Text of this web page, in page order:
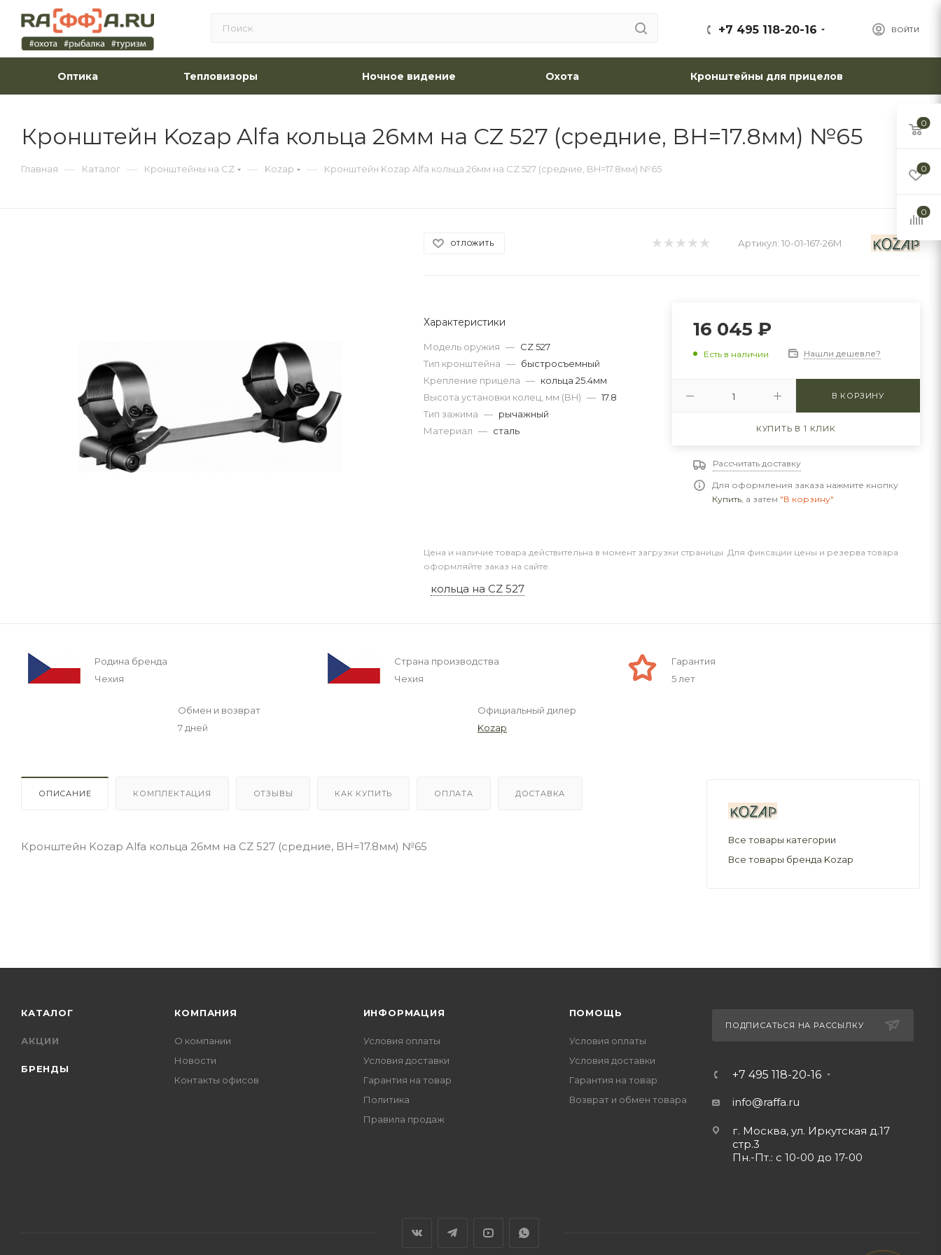
ВОЙТИ
+7 495 118-20-16
Оптика Тепловизоры Ночное видение Охота Кронштейны для прицелов
Кронштейн Kozap Alfa кольца 26мм на CZ 527 (средние, BH=17.8мм) №65
Главная — Каталог — Кронштейны на CZ — Kozap — Кронштейн Kozap Alfa кольца 26мм на CZ 527 (средние, BH=17.8мм) №65
ОТЛОЖИТЬ Артикул: 10-01-167-26M
Характеристики
Модель оружия — CZ 527
Тип кронштейна — быстросъемный
Крепление прицела — кольца 25.4мм
Высота установки колец, мм (BH) — 17.8
Тип зажима — рычажный
Материал — сталь
16 045 ₽
Есть в наличии Нашли дешевле?
В КОРЗИНУ
КУПИТЬ В 1 КЛИК
Рассчитать доставку
Для оформления заказа нажмите кнопку
Купить, а затем "В корзину"
Цена и наличие товара действительна в момент загрузки страницы. Для фиксации цены и резерва товара
оформляйте заказ на сайте.
кольца на CZ 527
Родина бренда
Чехия
Страна производства
Чехия
Гарантия
5 лет
Обмен и возврат
7 дней
Официальный дилер
Kozap
ОПИСАНИЕ КОМПЛЕКТАЦИЯ ОТЗЫВЫ КАК КУПИТЬ ОПЛАТА ДОСТАВКА
Кронштейн Kozap Alfa кольца 26мм на CZ 527 (средние, BH=17.8мм) №65
Все товары категории
Все товары бренда Kozap
КАТАЛОГ
АКЦИИ
БРЕНДЫ
КОМПАНИЯ
О компании
Новости
Контакты офисов
ИНФОРМАЦИЯ
Условия оплаты
Условия доставки
Гарантия на товар
Политика
Правила продаж
ПОМОЩЬ
Условия оплаты
Условия доставки
Гарантия на товар
Возврат и обмен товара
ПОДПИСАТЬСЯ НА РАССЫЛКУ
+7 495 118-20-16
info@raffa.ru
г. Москва, ул. Иркутская д.17
стр.3
Пн.-Пт.: с 10-00 до 17-00
0
0
0